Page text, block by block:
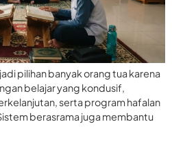
pilihan banyak orang tua karena
belajar yang kondusif,
serta program hafalan
berasrama juga membantu